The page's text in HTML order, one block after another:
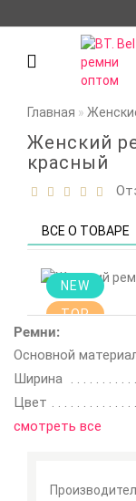
Главная
Женский
красный
ВСЕ О ТОВАРЕ
NEW
TOP
Ремни:
Основной
Ширина
Цвет
смотреть все